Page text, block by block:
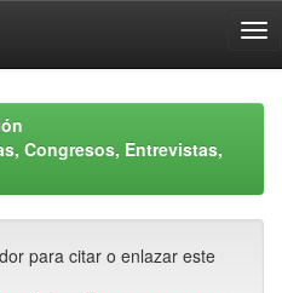
Congresos, Entrevistas,
para citar o enlazar este